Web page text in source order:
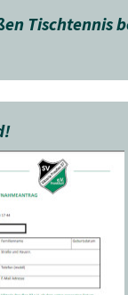
Tischtennis